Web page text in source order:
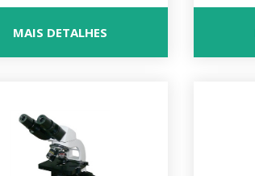
MAIS DETALHES